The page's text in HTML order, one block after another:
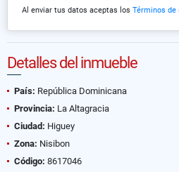
Al enviar tus datos aceptas los Términos de
Detalles del inmueble
País: República Dominicana
Provincia: La Altagracia
Ciudad: Higuey
Zona: Nisibon
Código: 8617046